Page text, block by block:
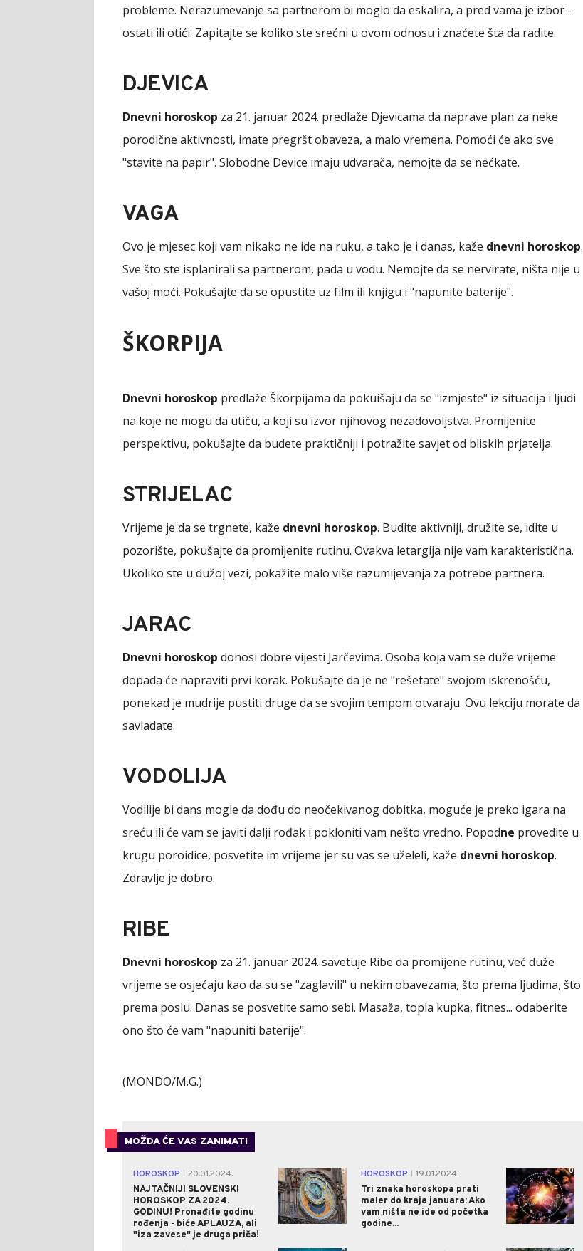
probleme. Nerazumevanje sa partnerom bi moglo da eskalira, a pred vama je izbor -
ostati ili otići. Zapitajte se koliko ste srećni u ovom odnosu i znaćete šta da radite.
DJEVICA
Dnevni horoskop za 21. januar 2024. predlaže Djevicama da naprave plan za neke
porodične aktivnosti, imate pregršt obaveza, a malo vremena. Pomoći će ako sve
"stavite na papir". Slobodne Device imaju udvarača, nemojte da se nećkate.
VAGA
Ovo je mjesec koji vam nikako ne ide na ruku, a tako je i danas, kaže dnevni horoskop.
Sve što ste isplanirali sa partnerom, pada u vodu. Nemojte da se nervirate, ništa nije u
vašoj moći. Pokušajte da se opustite uz film ili knjigu i "napunite baterije".
ŠKORPIJA
Dnevni horoskop predlaže Škorpijama da pokuišaju da se "izmjeste" iz situacija i ljudi
na koje ne mogu da utiču, a koji su izvor njihovog nezadovoljstva. Promijenite
perspektivu, pokušajte da budete praktičniji i potražite savjet od bliskih prjatelja.
STRIJELAC
Vrijeme je da se trgnete, kaže dnevni horoskop. Budite aktivniji, družite se, idite u
pozorište, pokušajte da promijenite rutinu. Ovakva letargija nije vam karakteristična.
Ukoliko ste u dužoj vezi, pokažite malo više razumijevanja za potrebe partnera.
JARAC
Dnevni horoskop donosi dobre vijesti Jarčevima. Osoba koja vam se duže vrijeme
dopada će napraviti prvi korak. Pokušajte da je ne "rešetate" svojom iskrenošću,
ponekad je mudrije pustiti druge da se svojim tempom otvaraju. Ovu lekciju morate da
savladate.
VODOLIJA
Vodilije bi dans mogle da dođu do neočekivanog dobitka, moguće je preko igara na
sreću ili će vam se javiti dalji rođak i pokloniti vam nešto vredno. Popodne provedite u
krugu poroidice, posvetite im vrijeme jer su vas se uželeli, kaže dnevni horoskop.
Zdravlje je dobro.
RIBE
Dnevni horoskop za 21. januar 2024. savetuje Ribe da promijene rutinu, već duže
vrijeme se osjećaju kao da su se "zaglavili" u nekim obavezama, što prema ljudima, što
prema poslu. Danas se posvetite samo sebi. Masaža, topla kupka, fitnes... odaberite
ono što će vam "napuniti baterije".
(MONDO/M.G.)
MOŽDA ĆE VAS ZANIMATI
HOROSKOP
20.01.2024.
NAJTAČNIJI SLOVENSKI
HOROSKOP ZA 2024.
GODINU! Pronađite godinu
rođenja - biće APLAUZA, ali
"iza zavese" je druga priča!
0 HOROSKOP
19.01.2024.
Tri znaka horoskopa prati
maler do kraja januara: Ako
vam ništa ne ide od početka
godine...
0